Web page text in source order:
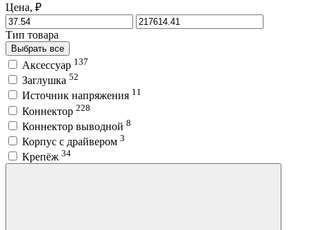
Цена, ₽
Тип товара
Выбрать все
Аксессуар 137
Заглушка 52
Источник напряжения 11
Коннектор 228
Коннектор выводной 8
Корпус с драйвером 3
Крепёж 34